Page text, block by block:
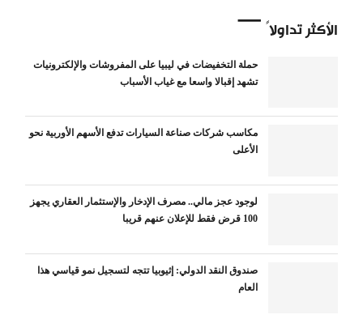
الأكثر تداولاً
حملة التخفيضات في ليبيا على المفروشات والإلكترونيات
تشهد إقبالا واسعا مع غياب الأسباب
مكاسب شركات صناعة السيارات تدفع الأسهم الأوربية نحو
الأعلى
لوجود عجز مالي.. مصرف الإدخار والإستثمار العقاري يجهز
100 قرض فقط للإعلان عنهم قريبا
صندوق النقد الدولي: إثيوبيا تتجه لتسجيل نمو قياسي هذا
العام